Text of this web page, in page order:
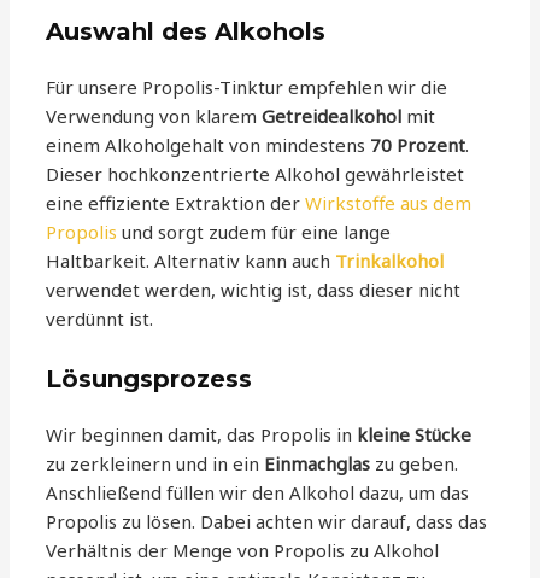
Auswahl des Alkohols
Für unsere Propolis-Tinktur empfehlen wir die
Verwendung von klaremGetreidealkohol mit
einem Alkoholgehalt von mindestens 70 Prozent.
Dieser hochkonzentrierte Alkohol gewährleistet
eine effiziente Extraktion derWirkstoffe aus dem
Propolis und sorgt zudem für eine lange
Haltbarkeit. Alternativ kann auch Trinkalkohol
verwendet werden, wichtig ist, dass dieser nicht
verdünnt ist.
Lösungsprozess
Wir beginnen damit, das Propolis in kleine Stücke
zu zerkleinern und in ein Einmachglas zu geben.
Anschließend füllen wir den Alkohol dazu, um das
Propolis zu lösen. Dabei achten wir darauf, dass das
Verhältnis der Menge von Propolis zu Alkohol